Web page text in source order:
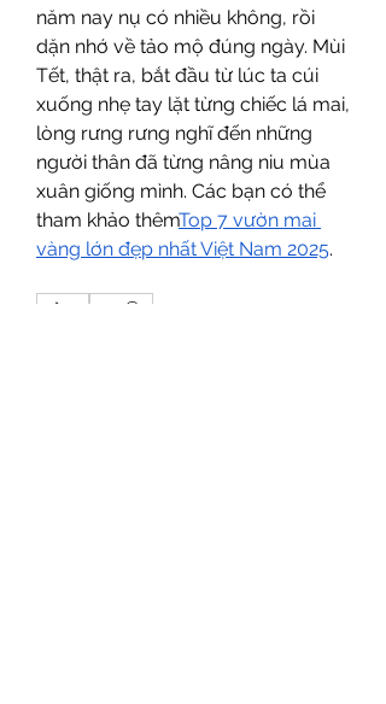
năm nay nụ có nhiều không, rồi
dặn nhớ về tảo mộ đúng ngày. Mùi
Tết, thật ra, bắt đầu từ lúc ta cúi
xuống nhẹ tay lặt từng chiếc lá mai,
lòng rưng rưng nghĩ đến những
người thân đã từng nâng niu mùa
xuân giống mình. Các bạn có thể
tham khảo thêmTop 7 vườn mai
vàng lớn đẹp nhất Việt Nam 2025.